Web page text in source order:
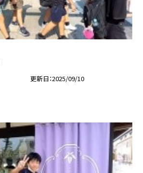
更新日 2025/09/10